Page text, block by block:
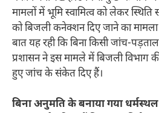
मामलों में भूमि स्वामित्व को लेकर स्थिति
को बिजली कनेक्शन दिए जाने का मामला
बात यह रही कि बिना किसी जांच-
प्रशासन ने इस मामले में बिजली विभाग
हुए जांच के संकेत दिए हैं।
बिना अनुमति के बनाया गया